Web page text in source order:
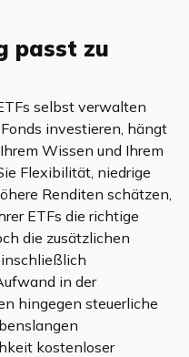
passt zu
selbst verwalten
investieren, hängt
Wissen und Ihrem
Flexibilität, niedrige
Renditen schätzen,
ETFs die richtige
die zusätzlichen
in der
hingegen steuerliche
kostenloser